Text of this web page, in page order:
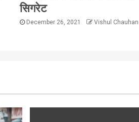
सिगरेट
December 26, 2021 Vishul Chauhan